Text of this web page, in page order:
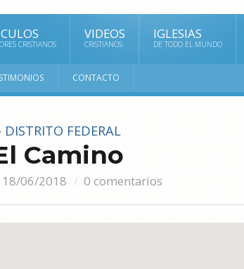
CRISTIANOS
VIDEOS
CRISTIANOS
IGLESIAS
DE TODO EL MUNDO
CONTACTO
DISTRITO FEDERAL
Camino
18/06/2018 0 comentarios